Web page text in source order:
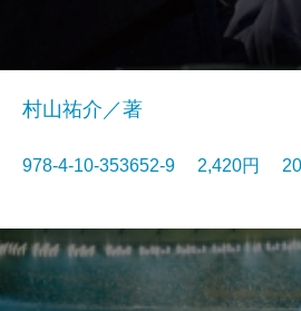
村山祐介／著
978-4-10-353652-9 2,420円